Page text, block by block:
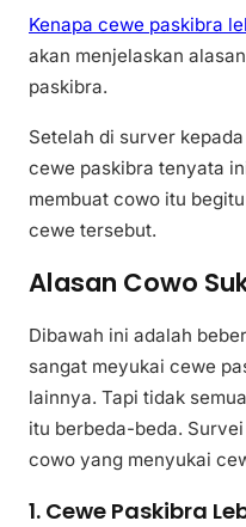
Kenapa cewe paskibra
akan menjelaskan
paskibra.
Setelah di surver
cewe paskibra tenyata
membuat cowo itu
cewe tersebut.
Alasan Cowo
Dibawah ini adalah
sangat meyukai cewe
lainnya. Tapi tidak
itu berbeda-beda.
cowo yang menyukai
1. Cewe Paskibra